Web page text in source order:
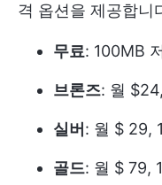
격 옵션을 제공합니
무료: 100MB
브론즈: 월
실버 : 월 $ 29,
골드: 월 $ 79,